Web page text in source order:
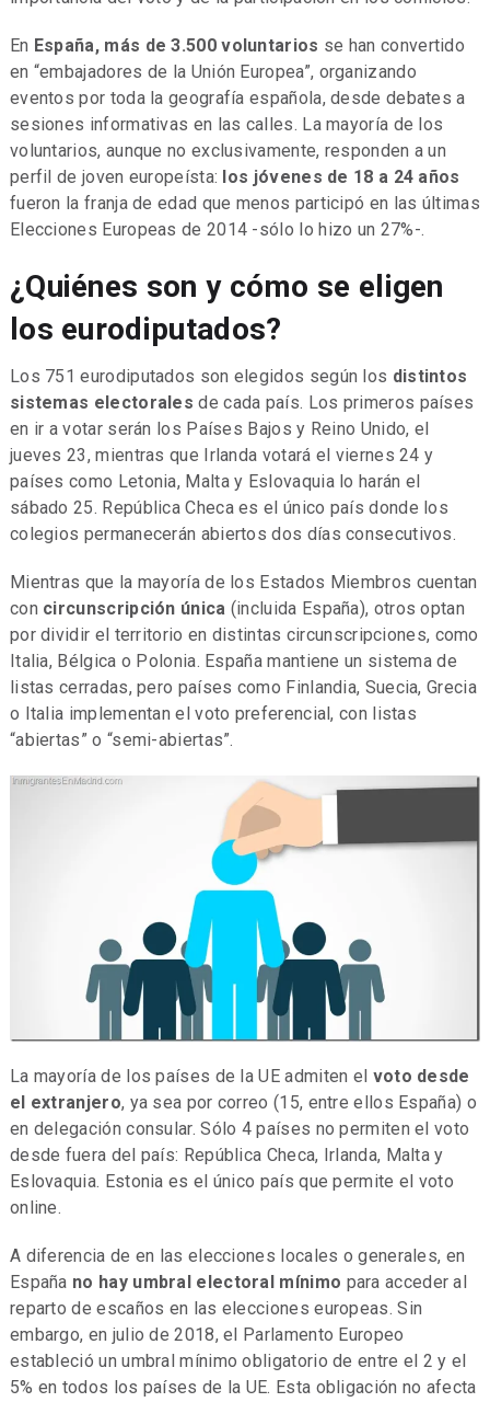
En España, más de 3.500 voluntarios se han convertido
en “embajadores de la Unión Europea”, organizando
eventos por toda la geografía española, desde debates a
sesiones informativas en las calles. La mayoría de los
voluntarios, aunque no exclusivamente, responden a un
perfil de joven europeísta: los jóvenes de 18 a 24 años
fueron la franja de edad que menos participó en las últimas
Elecciones Europeas de 2014 -sólo lo hizo un 27%-.
¿Quiénes son y cómo se eligen
los eurodiputados?
Los 751 eurodiputados son elegidos según los distintos
sistemas electorales de cada país. Los primeros países
en ir a votar serán los Países Bajos y Reino Unido, el
jueves 23, mientras que Irlanda votará el viernes 24 y
países como Letonia, Malta y Eslovaquia lo harán el
sábado 25. República Checa es el único país donde los
colegios permanecerán abiertos dos días consecutivos.
Mientras que la mayoría de los Estados Miembros cuentan
con circunscripción única (incluida España), otros optan
por dividir el territorio en distintas circunscripciones, como
Italia, Bélgica o Polonia. España mantiene un sistema de
listas cerradas, pero países como Finlandia, Suecia, Grecia
o Italia implementan el voto preferencial, con listas
“abiertas” o “semi-abiertas”.
La mayoría de los países de la UE admiten el voto desde
el extranjero, ya sea por correo (15, entre ellos España) o
en delegación consular. Sólo 4 países no permiten el voto
desde fuera del país: República Checa, Irlanda, Malta y
Eslovaquia. Estonia es el único país que permite el voto
online.
A diferencia de en las elecciones locales o generales, en
España no hay umbral electoral mínimo para acceder al
reparto de escaños en las elecciones europeas. Sin
embargo, en julio de 2018, el Parlamento Europeo
estableció un umbral mínimo obligatorio de entre el 2 y el
5% en todos los países de la UE. Esta obligación no afecta